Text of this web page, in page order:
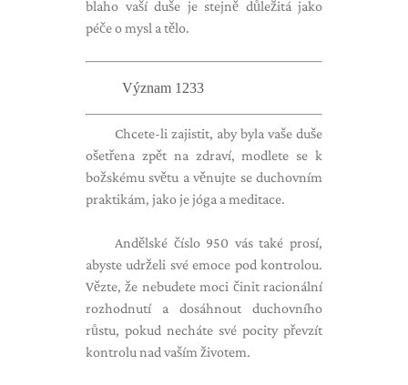
blaho vaší duše je stejně důležitá jako
péče o mysl a tělo.
Význam 1233
Chcete-li zajistit, aby byla vaše duše
ošetřena zpět na zdraví, modlete se k
božskému světu a věnujte se duchovním
praktikám, jako je jóga a meditace.
Andělské číslo 950 vás také prosí,
abyste udrželi své emoce pod kontrolou.
Vězte, že nebudete moci činit racionální
rozhodnutí a dosáhnout duchovního
růstu, pokud necháte své pocity převzít
kontrolu nad vaším životem.